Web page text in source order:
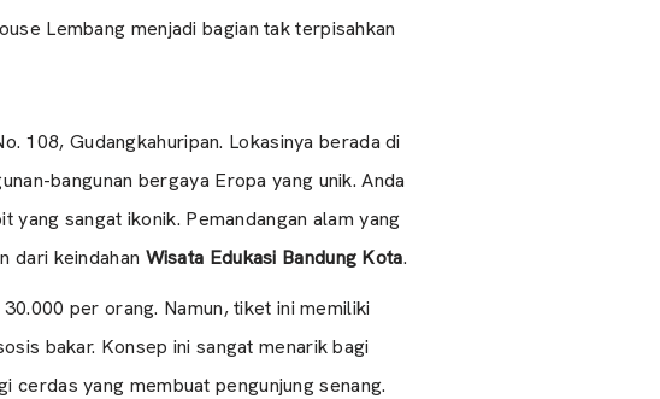
Lembang menjadi bagian tak terpisahkan
108, Gudangkahuripan. Lokasinya berada di
bangunan bergaya Eropa yang unik. Anda
yang sangat ikonik. Pemandangan alam yang
dari keindahan Wisata Edukasi Bandung Kota.
per orang. Namun, tiket ini memiliki
bakar. Konsep ini sangat menarik bagi
cerdas yang membuat pengunjung senang.